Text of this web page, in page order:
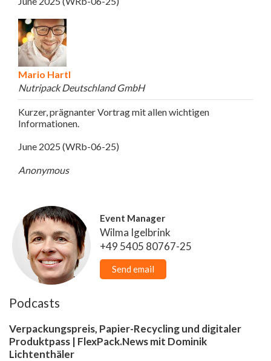
Mario Hartl
Nutripack Deutschland GmbH
Kurzer, prägnanter Vortrag mit allen wichtigen
Informationen.
June 2025 (WRb-06-25)
Anonymous
Event Manager
Wilma Igelbrink
+49 5405 80767-25
Send email
Podcasts
Verpackungspreis, Papier-Recycling und digitaler
Produktpass | FlexPack.News mit Dominik
Lichtenthäler